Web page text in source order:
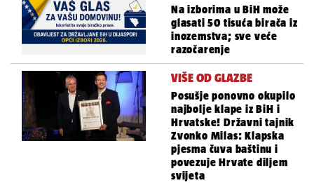
Na izborima u BiH može
glasati 50 tisuća birača iz
inozemstva; sve veće
razočarenje
VIŠE OD GLAZBE
Posušje ponovno okupilo
najbolje klape iz BiH i
Hrvatske! Državni tajnik
Zvonko Milas: Klapska
pjesma čuva baštinu i
povezuje Hrvate diljem
svijeta